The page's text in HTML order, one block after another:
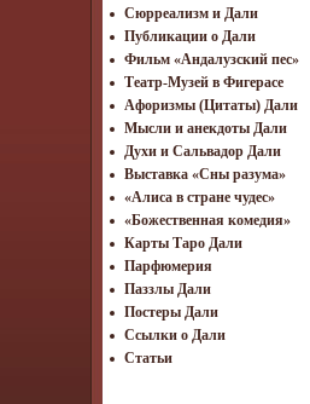
Cюрреализм и Дали
Публикации о Дали
Фильм «Андалузский пес»
Театр-Музей в Фигерасе
Афоризмы (Цитаты) Дали
Мысли и анекдоты Дали
Духи и Сальвадор Дали
Выставка «Сны разума»
«Алиса в стране чудес»
«Божественная комедия»
Карты Таро Дали
Парфюмерия
Паззлы Дали
Постеры Дали
Ссылки о Дали
Статьи